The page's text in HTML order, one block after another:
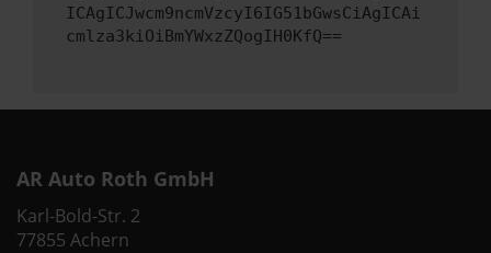
ICAgICJwcm9ncmVzcyI6IG51bGwsCiAgICAi
cmlza3kiOiBmYWxzZQogIH0KfQ==
AR Auto Roth GmbH
Karl-Bold-Str. 2
77855 Achern